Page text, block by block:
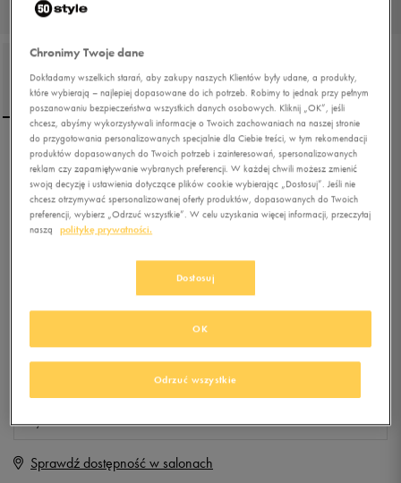
NIKE LEGGINGS W NSW
LGGNG LEGASEE LOGO
0.0( 0)
99,99 złz Vat
KLUBIE 50 STYLE
Produkt niedostępny
Jeśli artykuł będzie ponownie dostępny, otrzymasz od nas powiadomienie.
Wybierz rozmiar
BR Powiadom o dostępności
Sprawdź dostępność w salonach
Chronimy Twoje dane
Dokładamy wszelkich starań, aby zakupy naszych Klientów były udane, a produkty,
które wybierają – najlepiej dopasowane do ich potrzeb. Robimy to jednak przy pełnym
poszanowaniu bezpieczeństwa wszystkich danych osobowych. Kliknij „OK”, jeśli
chcesz, abyśmy wykorzystywali informacje o Twoich zachowaniach na naszej stronie
do przygotowania personalizowanych specjalnie dla Ciebie treści, w tym rekomendacji
produktów dopasowanych do Twoich potrzeb i zainteresowań, spersonalizowanych
reklam czy zapamiętywanie wybranych preferencji. W każdej chwili możesz zmienić
swoją decyzję i ustawienia dotyczące plików cookie wybierając „Dostosuj”. Jeśli nie
chcesz otrzymywać spersonalizowanej oferty produktów, dopasowanych do Twoich
preferencji, wybierz „Odrzuć wszystkie”. W celu uzyskania więcej informacji, przeczytaj
naszą
politykę prywatności.
Dostosuj
Odrzuć wszystkie
OK